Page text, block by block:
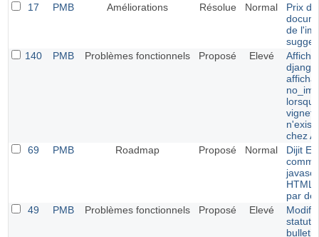
17
PMB Améliorations Résolue Normal
Prix
de
140
PMB Problèmes fonctionnels Proposé Elevé
django
chez
69
PMB Roadmap Proposé Normal
Dijit
HTML
par
49
PMB Problèmes fonctionnels Proposé Elevé
statut